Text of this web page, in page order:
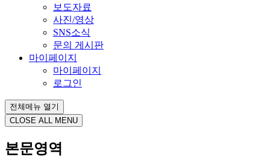
보도자료
사진/영상
SNS소식
문의 게시판
마이페이지
마이페이지
로그인
전체메뉴 열기
CLOSE ALL MENU
본문영역